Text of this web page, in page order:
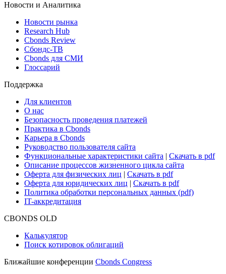
Новости и Аналитика
Новости рынка
Research Hub
Cbonds Review
Сбондс-ТВ
Cbonds для СМИ
Глоссарий
Поддержка
Для клиентов
О нас
Безопасность проведения платежей
Практика в Cbonds
Карьера в Cbonds
Руководство пользователя сайта
Функциональные характеристики сайта | Скачать в pdf
Описание процессов жизненного цикла сайта
Оферта для физических лиц | Скачать в pdf
Оферта для юридических лиц | Скачать в pdf
Политика обработки персональных данных (pdf)
IT-аккредитация
CBONDS OLD
Калькулятор
Поиск котировок облигаций
Ближайшие конференции Cbonds Congress